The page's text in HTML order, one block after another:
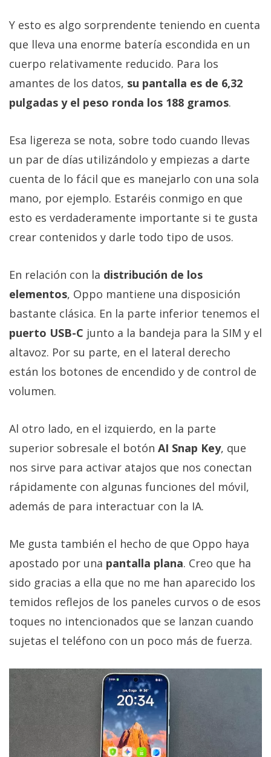
Y esto es algo sorprendente teniendo en cuenta
que lleva una enorme batería escondida en un
cuerpo relativamente reducido. Para los
amantes de los datos, su pantalla es de 6,32
pulgadas y el peso ronda los 188 gramos.
Esa ligereza se nota, sobre todo cuando llevas
un par de días utilizándolo y empiezas a darte
cuenta de lo fácil que es manejarlo con una sola
mano, por ejemplo. Estaréis conmigo en que
esto es verdaderamente importante si te gusta
crear contenidos y darle todo tipo de usos.
En relación con la distribución de los
elementos, Oppo mantiene una disposición
bastante clásica. En la parte inferior tenemos el
puerto USB-C junto a la bandeja para la SIM y el
altavoz. Por su parte, en el lateral derecho
están los botones de encendido y de control de
volumen.
Al otro lado, en el izquierdo, en la parte
superior sobresale el botón AI Snap Key, que
nos sirve para activar atajos que nos conectan
rápidamente con algunas funciones del móvil,
además de para interactuar con la IA.
Me gusta también el hecho de que Oppo haya
apostado por una pantalla plana. Creo que ha
sido gracias a ella que no me han aparecido los
temidos reflejos de los paneles curvos o de esos
toques no intencionados que se lanzan cuando
sujetas el teléfono con un poco más de fuerza.